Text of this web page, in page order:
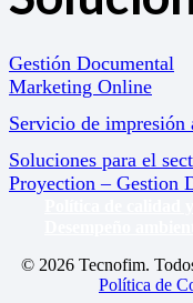
Gestión Documental
Marketing Online
Servicio de
Soluciones para el
Proyection – Gestion
© 2026 Tecnofim.
Política de